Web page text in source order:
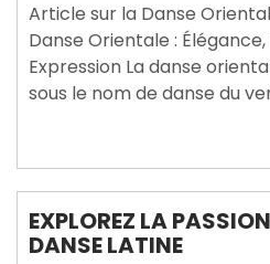
Article sur la Danse
Danse Orientale :
Expression La danse
sous le nom de danse du
EXPLOREZ LA
DANSE LATINE